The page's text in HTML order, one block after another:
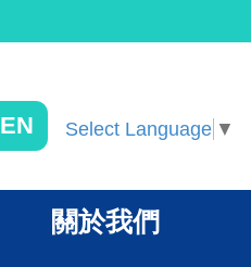
EN Select Language ▼
關於我們